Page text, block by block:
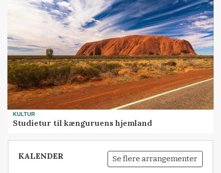
KULTUR
Studietur til kænguruens hjemland
KALENDER Se flere arrangementer